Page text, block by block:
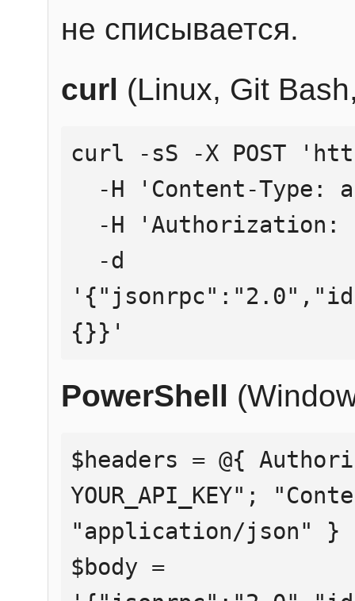
не списывается.
curl (Linux, Git
curl -sS -X POST
{}}'
PowerShell
$headers = @{
YOUR_API_KEY";
"application/json" }
$body =